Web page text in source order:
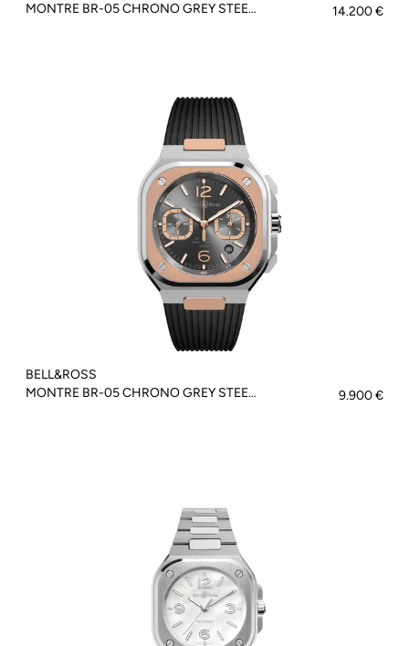
MONTRE BR-05 CHRONO GREY STEEL & GOLD - BR05C-RTH-STPG/SSG
14.200 €
BELL&ROSS
MONTRE BR-05 CHRONO GREY STEEL & GOLD - BR05C-RTH-STPG/SRB
9.900 €